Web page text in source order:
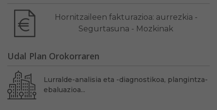
Hornitzaileen fakturazioa: aurrezkia -
Segurtasuna - Mozkinak
Udal Plan Orokorraren
Lurralde-analisia eta -diagnostikoa, plangintza-
ebaluazioa...